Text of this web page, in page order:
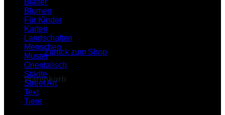
Es befinden sich keine Produkte im Warenkorb.
Zurück zum Shop
Warenkorb
Blätter
Blumen
Für Kinder
Karten
Landschaften
Menschen
Muster
Orientalisch
Städte
Street Art
Text
Tiere